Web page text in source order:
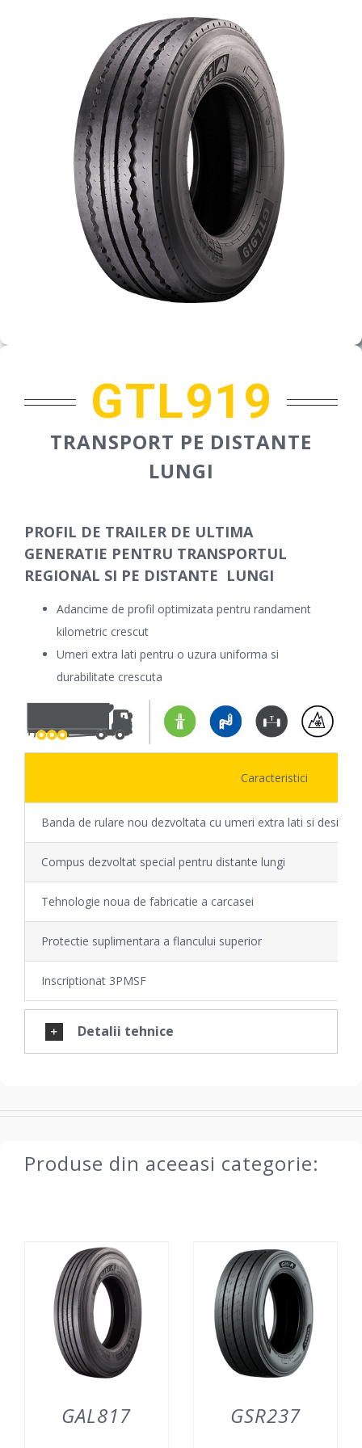
DE CE GITI
DESPRE NOI
CONTACT
CERERE DE GARANTIE
GTL919
TRANSPORT PE DISTANTE
LUNGI
PROFIL DE TRAILER DE ULTIMA
GENERATIE PENTRU TRANSPORTUL
REGIONAL SI PE DISTANTE LUNGI
Adancime de profil optimizata pentru randament
kilometric crescut
Umeri extra lati pentru o uzura uniforma si
durabilitate crescuta
Caracteristici
Banda de rulare nou dezvoltata cu umeri extra lati si design
Compus dezvoltat special pentru distante lungi
Tehnologie noua de fabricatie a carcasei
Protectie suplimentara a flancului superior
Inscriptionat 3PMSF
Detalii tehnice
Produse din aceeasi categorie:
GAL817 GSR237